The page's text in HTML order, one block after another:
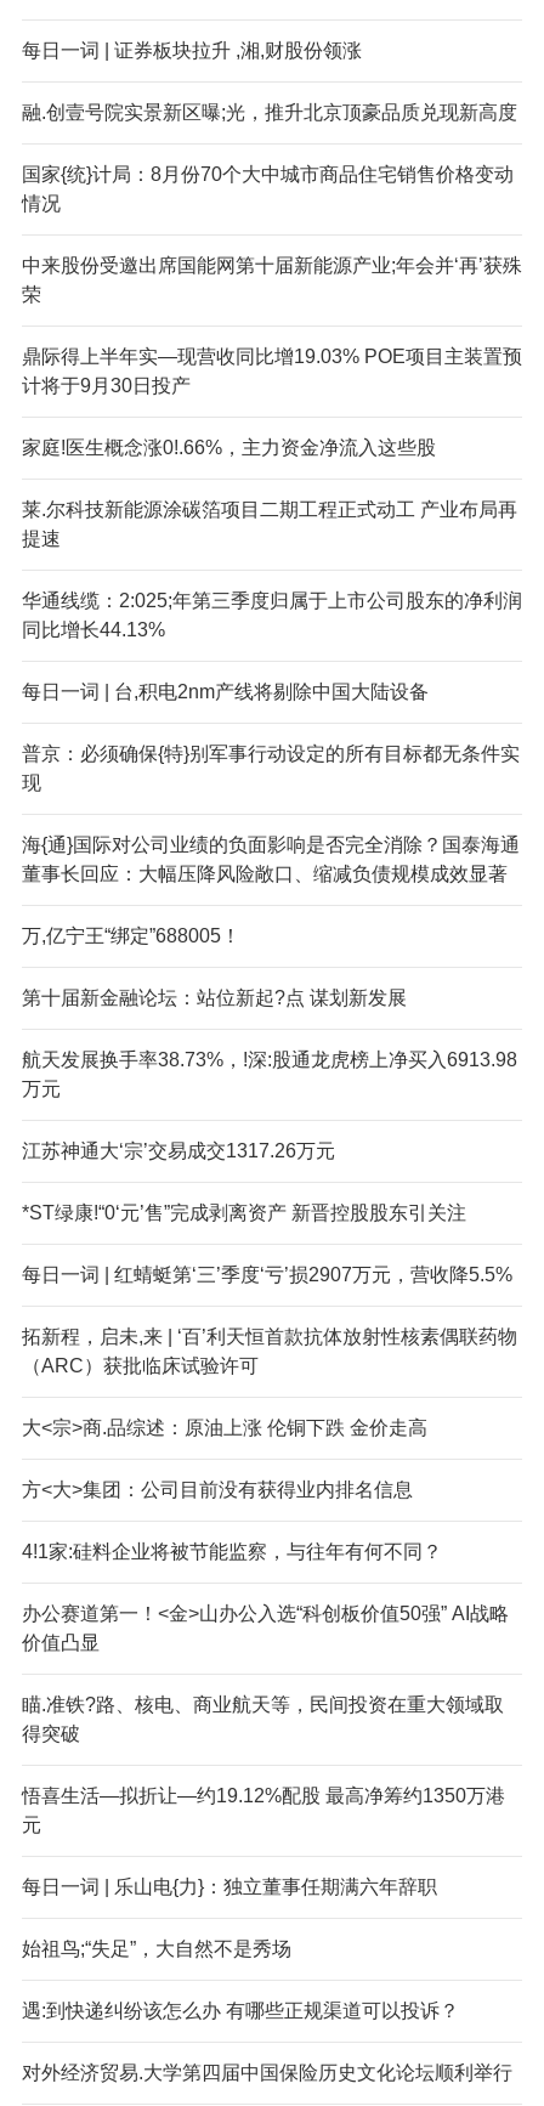
每日一词 | 证券板块拉升 ,湘,财股份领涨
融.创壹号院实景新区曝;光，推升北京顶豪品质兑现新高度
国家{统}计局：8月份70个大中城市商品住宅销售价格变动
情况
中来股份受邀出席国能网第十届新能源产业;年会并‘再’获殊
荣
鼎际得上半年实—现营收同比增19.03% POE项目主装置预
计将于9月30日投产
家庭!医生概念涨0!.66%，主力资金净流入这些股
莱.尔科技新能源涂碳箔项目二期工程正式动工 产业布局再
提速
华通线缆：2:025;年第三季度归属于上市公司股东的净利润
同比增长44.13%
每日一词 | 台,积电2nm产线将剔除中国大陆设备
普京：必须确保{特}别军事行动设定的所有目标都无条件实
现
海{通}国际对公司业绩的负面影响是否完全消除？国泰海通
董事长回应：大幅压降风险敞口、缩减负债规模成效显著
万,亿宁王“绑定”688005！
第十届新金融论坛：站位新起?点 谋划新发展
航天发展换手率38.73%，!深:股通龙虎榜上净买入6913.98
万元
江苏神通大‘宗’交易成交1317.26万元
*ST绿康!“0‘元’售”完成剥离资产 新晋控股股东引关注
每日一词 | 红蜻蜓第‘三’季度‘亏’损2907万元，营收降5.5%
拓新程，启未,来 | ‘百’利天恒首款抗体放射性核素偶联药物
（ARC）获批临床试验许可
大<宗>商.品综述：原油上涨 伦铜下跌 金价走高
方<大>集团：公司目前没有获得业内排名信息
4!1家:硅料企业将被节能监察，与往年有何不同？
办公赛道第一！<金>山办公入选“科创板价值50强” AI战略
价值凸显
瞄.准铁?路、核电、商业航天等，民间投资在重大领域取
得突破
悟喜生活—拟折让—约19.12%配股 最高净筹约1350万港
元
每日一词 | 乐山电{力}：独立董事任期满六年辞职
始祖鸟;“失足”，大自然不是秀场
遇:到快递纠纷该怎么办 有哪些正规渠道可以投诉？
对外经济贸易.大学第四届中国保险历史文化论坛顺利举行